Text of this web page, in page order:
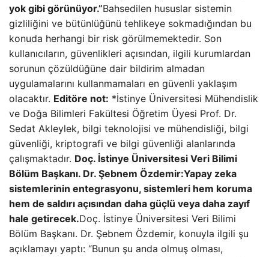
yok gibi görünüyor.”Bahsedilen hususlar sistemin
gizliliğini ve bütünlüğünü tehlikeye sokmadığından bu
konuda herhangi bir risk görülmemektedir. Son
kullanıcıların, güvenlikleri açısından, ilgili kurumlardan
sorunun çözüldüğüne dair bildirim almadan
uygulamalarını kullanmamaları en güvenli yaklaşım
olacaktır. Editöre not: *İstinye Üniversitesi Mühendislik
ve Doğa Bilimleri Fakültesi Öğretim Üyesi Prof. Dr.
Sedat Akleylek, bilgi teknolojisi ve mühendisliği, bilgi
güvenliği, kriptografi ve bilgi güvenliği alanlarında
çalışmaktadır. Doç. İstinye Üniversitesi Veri Bilimi
Bölüm Başkanı. Dr. Şebnem Özdemir:Yapay zeka
sistemlerinin entegrasyonu, sistemleri hem koruma
hem de saldırı açısından daha güçlü veya daha zayıf
hale getirecek.Doç. İstinye Üniversitesi Veri Bilimi
Bölüm Başkanı. Dr. Şebnem Özdemir, konuyla ilgili şu
açıklamayı yaptı: “Bunun şu anda olmuş olması,